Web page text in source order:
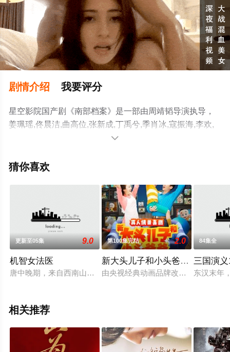
剧情介绍 我要评分
星空影院国产剧《南部档案》是一部由周靖韬导演执导，
姜珮瑶,佟晨洁,曲高位,张新成,丁禹兮,季肖冰,寇振海,李欢,
韩栋,富大龙,姜卓君,刘令姿,徐振轩,张宸逍,程相,屠显智等演
全集），手机免费观看高清未删减完整版电视剧全集就上

猜你喜欢
更新至05集 9.0
机智女法医
唐中晚期，来自西南山区仵作世家的少女楚楚，为实现当仵作
第100集完结 2.0
新大头儿子和小头爸爸 第二季
由央视经典动画品牌改编的真人情景
84集全
三国演
东汉末年
相关推荐